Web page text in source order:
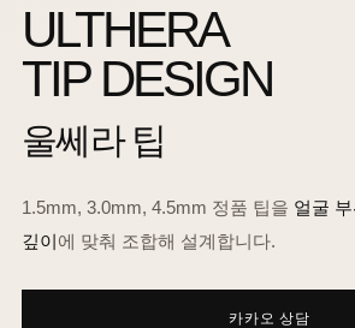
ULTHERA
TIP DESIGN
울쎄라 팁
1.5mm, 3.0mm, 4.5mm 정품 팁을 얼굴
깊이에 맞춰 조합해 설계합니다.
카카오 상담